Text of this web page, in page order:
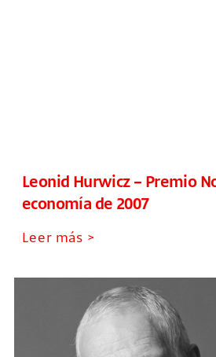
Leonid Hurwicz – Premio
economía de 2007
Leer más >